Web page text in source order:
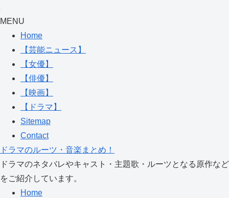
MENU
Home
【芸能ニュース】
【女優】
【俳優】
【映画】
【ドラマ】
Sitemap
Contact
ドラマのルーツ・音楽まとめ！
ドラマのネタバレやキャスト・主題歌・ルーツとなる原作など
をご紹介しています。
Home